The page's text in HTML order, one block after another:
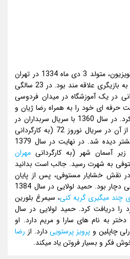
حمید لولایی بازیگر سینما و تلویزیون، متولد 3 دی ماه 1334 در تهران
میباشد. از همان دوران کودکی به بازیگری علاقه مند بود. در 23 سالگی
در یک آموزشگاه در میدان فردوسی
با تئاتر آغاز کرد. در سال 1360 با سریال سربداران در
نوروز 72 (به کارگردانی
) بازی کرد و بیشتر دیده شد. در نهایت در سال 1379
آسمان شهر (به کارگردانی مهران
به شهرت رسید. جالب است بدانید
نقش خشایار مستوفی، پس از پایان
یافتن سریال مدتی به افسردگی دچار بود. حمید لولایی در سال 1384
چند میگیری گریه کنی، سیمرغ بلورین
را دریافت کرد. حمید لولایی در سال
دختر به نام های سارا و مریم دارد. او
چاپلین و پرویز پرستوییدارد. از رضا
فکر و بسیار فروتن یاد میکند.